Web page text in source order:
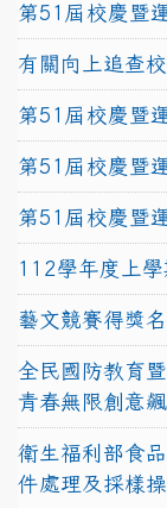
第51屆校慶暨
有關向上追查
第51屆校慶暨
第51屆校慶暨
第51屆校慶暨
112學年度上
藝文競賽得獎
全民國防教育
青春無限創意
衛生福利部食
件處理及採樣操